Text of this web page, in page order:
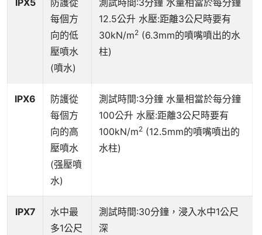
IPX5
防護從
每個方
向的低
壓噴水
(噴水)
測試時間:3分鐘 水量相當於每分鐘
12.5公升 水壓:距離3公尺時要有
30kN/m2 (6.3mm的噴嘴噴出的水
柱)
IPX6
防護從
每個方
向的高
壓噴水
(强壓噴
水)
測試時間:3分鐘 水量相當於每分鐘
100公升 水壓:距離3公尺時要有
100kN/m2 (12.5mm的噴嘴噴出的
水柱)
IPX7
水中最
多1公尺
測試時間:30分鐘，浸入水中1公尺
深